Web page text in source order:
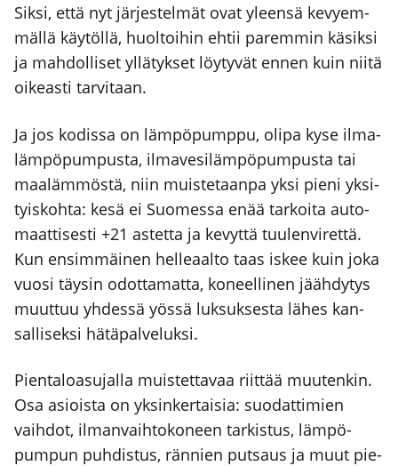
Sik­si, että nyt jär­jes­tel­mät ovat yleen­sä kevyem­
mäl­lä käy­töl­lä, huol­toi­hin ehtii parem­min käsik­si
ja mah­dol­li­set yllä­tyk­set löy­ty­vät ennen kuin nii­tä
oikeas­ti tar­vi­taan.
Ja jos kodis­sa on läm­pö­pump­pu, oli­pa kyse ilma­
läm­pö­pum­pus­ta, ilma­ve­si­läm­pö­pum­pus­ta tai
maa­läm­mös­tä, niin muis­te­taan­pa yksi pie­ni yksi­
tyis­koh­ta: kesä ei Suo­mes­sa enää tar­koi­ta auto­
maat­ti­ses­ti +21 astet­ta ja kevyt­tä tuu­len­vi­ret­tä.
Kun ensim­mäi­nen hel­le­aal­to taas iskee kuin joka
vuo­si täy­sin odot­ta­mat­ta, koneel­li­nen jääh­dy­tys
muut­tuu yhdes­sä yös­sä luk­suk­ses­ta lähes kan­
sal­li­sek­si hätä­pal­ve­luk­si.
Pien­ta­loa­su­jal­la muis­tet­ta­vaa riit­tää muu­ten­kin.
Osa asiois­ta on yksin­ker­tai­sia: suo­dat­ti­mien
vaih­dot, ilman­vaih­to­ko­neen tar­kis­tus, läm­pö­
pum­pun puh­dis­tus, rän­nien put­saus ja muut pie­